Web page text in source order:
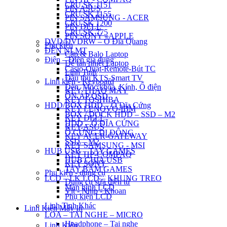
CPU SK 1151
CPU SK 1155
CPU SK 1200
CPU SK 775
DVD/DVDRW – Ổ Đĩa Quang
ĐÈN NLMT
Điện – Điện gia dụng
Casio-Quạt-Remote-Bút TC
Đầu thu KTS-Smart TV
Đèn, Móc khóa, Kính, Ổ điện
ỔN ÁP QSD
HDD/BOX HDD – Ổ Đĩa Cứng
BOX / DOCK HDD – SSD – M2
HDD – Ổ ĐĨA CỨNG
Ổ CỨNG DI ĐỘNG
SSD – M2
HUB USB – TAY GAMES
HUB CHIA USB
TAY BẤM GAMES
LCD – LK LCD – KHUNG TREO
Màn hình LCD
Phụ kiện LCD
Linh Tinh Khác
LOA – TAI NGHE – MICRO
Headphone – Tai nghe
PIN ASUS
PIN SAMSUNG - ACER
PIN DELL
PIN SONY - APPLE
Phụ kiện
Cặp & Balo Laptop
Đế tản nhiệt Laptop
Linh Tinh
Linh kiện - Keyboard
KEY THÁO MÁY
KEY TOSHIBA
KEY LENOVO-IBM
KEY DELL
KEY ASUS
KEY ACER-GATEWAY
KEY SAMSUNG - MSI
KEY HP-COMPAQ
KEY SONY
Phụ kiện - dụng cụ
Dụng cụ sửa điện tử
Vít - Nhíp - Khoan
Linh Kiện Máy In